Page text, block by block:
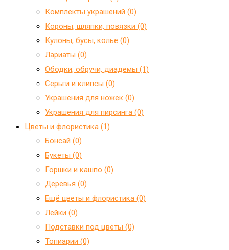
Комплекты украшений (0)
Короны, шляпки, повязки (0)
Кулоны, бусы, колье (0)
Лариаты (0)
Ободки, обручи, диадемы (1)
Серьги и клипсы (0)
Украшения для ножек (0)
Украшения для пирсинга (0)
Цветы и флористика (1)
Бонсай (0)
Букеты (0)
Горшки и кашпо (0)
Деревья (0)
Ещё цветы и флористика (0)
Лейки (0)
Подставки под цветы (0)
Топиарии (0)